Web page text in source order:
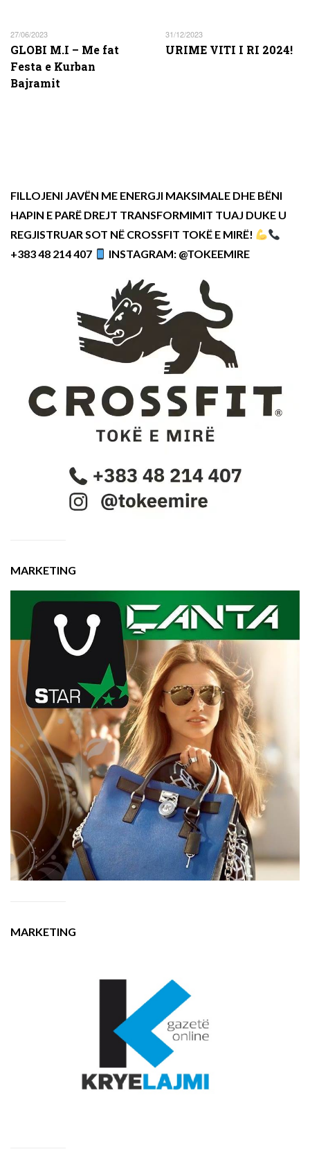
27/06/2023
GLOBI M.I – Me fat
Festa e Kurban
Bajramit
31/12/2023
URIME VITI I RI 2024!
FILLOJENI JAVËN ME ENERGJI MAKSIMALE DHE BËNI
HAPIN E PARË DREJT TRANSFORMIMIT TUAJ DUKE U
REGJISTRUAR SOT NË CROSSFIT TOKË E MIRË!
+383 48 214 407
INSTAGRAM: @TOKEEMIRE
MARKETING
MARKETING